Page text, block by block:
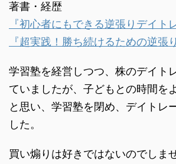
著書・経歴
『初心者にもできる逆張りデイト
『超実践！勝ち続けるための逆張
学習塾を経営しつつ、株のデイト
ていましたが、子どもとの時間を
と思い、学習塾を閉め、デイトレ
した。
買い煽りは好きではないのでしま